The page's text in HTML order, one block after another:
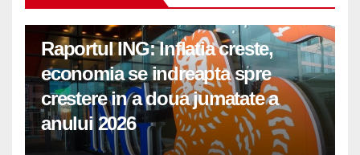
Raportul ING: Inflatia creste,
economia se indreapta spre
crestere in a doua jumatate a
anului 2026